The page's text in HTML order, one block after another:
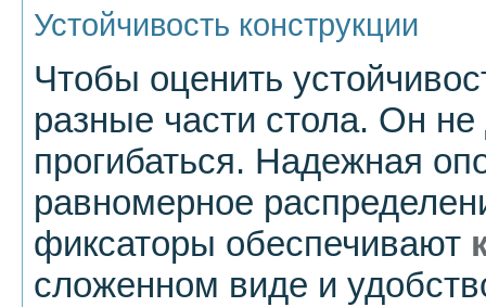
Устойчивость конструкции
Чтобы оценить
разные части стола. Он
прогибаться. Надежная
равномерное
фиксаторы обеспечивают
сложенном виде и